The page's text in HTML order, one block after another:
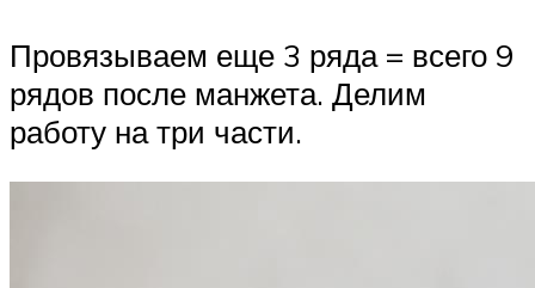
Провязываем еще 3 ряда = всего 9
рядов после манжета. Делим
работу на три части.